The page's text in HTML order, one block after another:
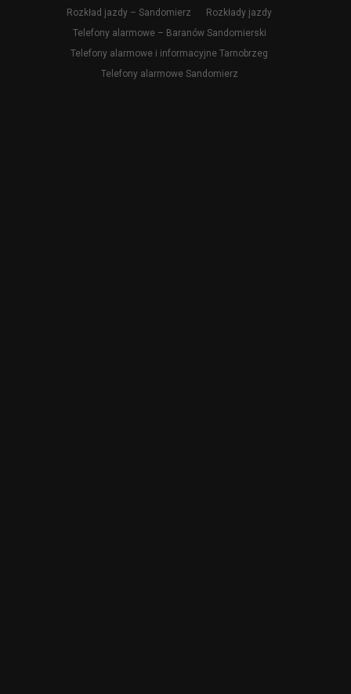
Rozkład jazdy – Sandomierz
Rozkłady jazdy
Telefony alarmowe – Baranów Sandomierski
Telefony alarmowe i informacyjne Tarnobrzeg
Telefony alarmowe Sandomierz